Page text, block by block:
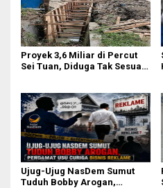
Proyek 3,6 Miliar di Percut
Sei Tuan, Diduga Tak Sesuai
Tercantum di Papan
Informasi
Ujug-Ujug NasDem Sumut
Tuduh Bobby Arogan,